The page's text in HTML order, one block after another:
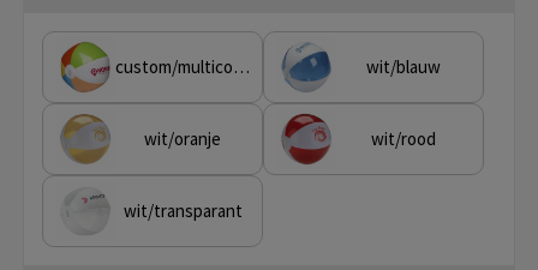
custom/multicolor wit/blauw
wit/oranje wit/rood
wit/transparant